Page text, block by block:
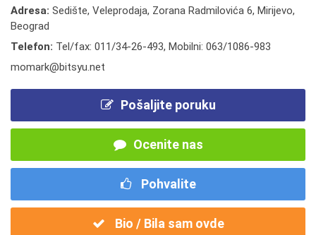
Adresa: Sedište, Veleprodaja, Zorana Radmilovića 6, Mirijevo,
Beograd
Telefon: Tel/fax: 011/34-26-493, Mobilni: 063/1086-983
momark@bitsyu.net
Pošaljite poruku
Ocenite nas
Pohvalite
Bio / Bila sam ovde